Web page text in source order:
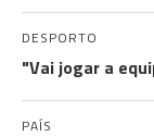
DESPORTO
"Vai jogar a
PAÍS